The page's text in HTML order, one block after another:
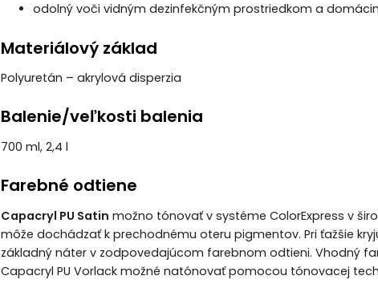
odolný voči vidným dezinfekčným prostriedkom a
Materiálový základ
Polyuretán – akrylová disperzia
Balenie/veľkosti balenia
700 ml, 2,4 l
Farebné odtiene
Capacryl PU Satin možno tónovať v systéme ColorExpress v
môže dochádzať k prechodnému oteru pigmentov. Pri ťažšie
základný náter v zodpovedajúcom farebnom odtieni. Vhodný
Capacryl PU Vorlack možné natónovať pomocou tónovacej